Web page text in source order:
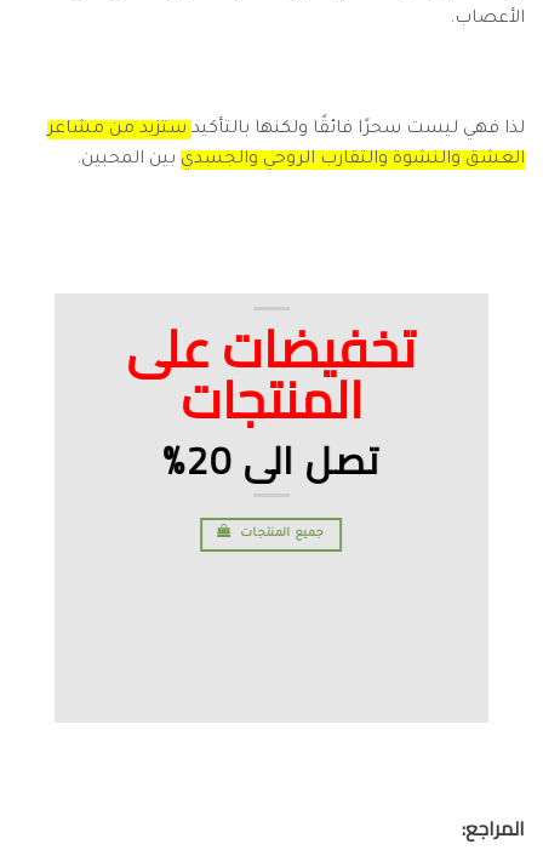
الأعصاب.
لذا فهي ليست سحرًا فائقًا ولكنها بالتأكيد ستزيد من مشاعر
العشق والنشوة والتقارب الروحي والجسدي بين المحبين.
تخفيضات على
المنتجات
تصل الى 20%
جميع المنتجات
المراجع: